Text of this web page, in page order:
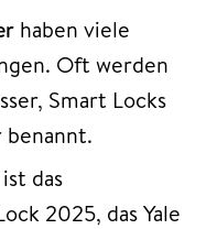
haben viele
Oft werden
Smart Locks
benannt.
das
2025, das Yale